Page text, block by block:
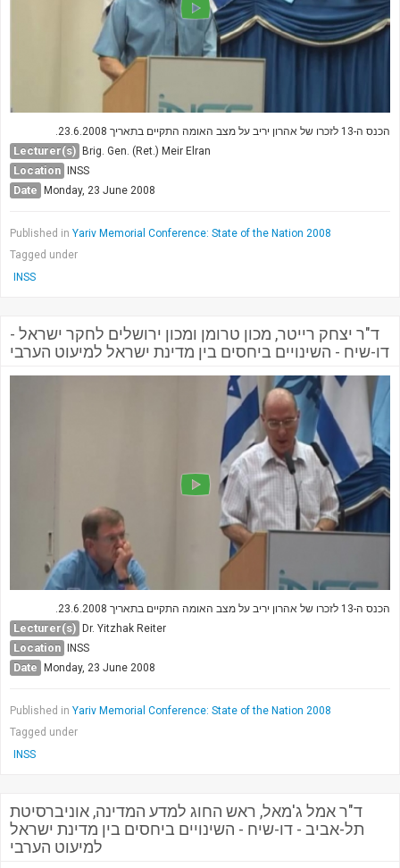
הכנס ה-13 לזכרו של אהרון יריב על מצב האומה התקיים בתאריך 23.6.2008.
Lecturer(s) Brig. Gen. (Ret.) Meir Elran
Location INSS
Date Monday, 23 June 2008
Published in Yariv Memorial Conference: State of the Nation 2008
Tagged under
INSS
ד"ר יצחק רייטר, מכון טרומן ומכון ירושלים לחקר ישראל -
דו-שיח - השינויים ביחסים בין מדינת ישראל למיעוט הערבי
הכנס ה-13 לזכרו של אהרון יריב על מצב האומה התקיים בתאריך 23.6.2008.
Lecturer(s) Dr. Yitzhak Reiter
Location INSS
Date Monday, 23 June 2008
Published in Yariv Memorial Conference: State of the Nation 2008
Tagged under
INSS
ד"ר אמל ג'מאל, ראש החוג למדע המדינה, אוניברסיטת
תל-אביב - דו-שיח - השינויים ביחסים בין מדינת ישראל
למיעוט הערבי